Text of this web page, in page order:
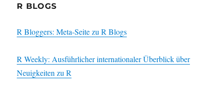
R BLOGS
R Bloggers: Meta-Seite zu R Blogs
R Weekly: Ausführlicher internationaler Überblick über
Neuigkeiten zu R